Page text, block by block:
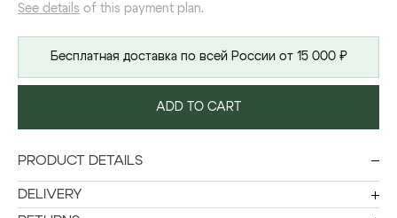
See details of this payment plan.
Бесплатная доставка по всей России от 15 000 ₽
ADD TO CART
PRODUCT DETAILS
DELIVERY